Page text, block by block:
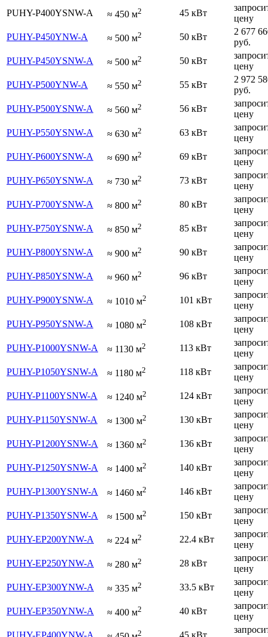
PUHY-P400YSNW-A
≈ 450 м2 45 кВт
цену
PUHY-P450YNW-A
≈ 500 м2 50 кВт
2 677
руб.
PUHY-P450YSNW-A
≈ 500 м2 50 кВт
цену
PUHY-P500YNW-A
≈ 550 м2 55 кВт
2 972
руб.
PUHY-P500YSNW-A
≈ 560 м2 56 кВт
цену
PUHY-P550YSNW-A
≈ 630 м2 63 кВт
цену
PUHY-P600YSNW-A
≈ 690 м2 69 кВт
цену
PUHY-P650YSNW-A
≈ 730 м2 73 кВт
цену
PUHY-P700YSNW-A
≈ 800 м2 80 кВт
цену
PUHY-P750YSNW-A
≈ 850 м2 85 кВт
цену
PUHY-P800YSNW-A
≈ 900 м2 90 кВт
цену
PUHY-P850YSNW-A
≈ 960 м2 96 кВт
цену
PUHY-P900YSNW-A
≈ 1010 м2 101 кВт
цену
PUHY-P950YSNW-A
≈ 1080 м2 108 кВт
цену
PUHY-P1000YSNW-A
≈ 1130 м2 113 кВт
цену
PUHY-P1050YSNW-A
≈ 1180 м2 118 кВт
цену
PUHY-P1100YSNW-A
≈ 1240 м2 124 кВт
цену
PUHY-P1150YSNW-A
≈ 1300 м2 130 кВт
цену
PUHY-P1200YSNW-A
≈ 1360 м2 136 кВт
цену
PUHY-P1250YSNW-A
≈ 1400 м2 140 кВт
цену
PUHY-P1300YSNW-A
≈ 1460 м2 146 кВт
цену
PUHY-P1350YSNW-A
≈ 1500 м2 150 кВт
цену
PUHY-EP200YNW-A
≈ 224 м2 22.4 кВт
цену
PUHY-EP250YNW-A
≈ 280 м2 28 кВт
цену
PUHY-EP300YNW-A
≈ 335 м2 33.5 кВт
цену
PUHY-EP350YNW-A
≈ 400 м2 40 кВт
цену
PUHY-EP400YNW-A
2 45 кВт